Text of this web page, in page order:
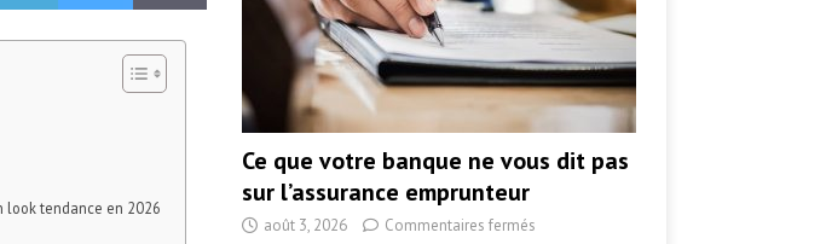
look tendance en 2026
Ce que votre banque ne vous dit pas
sur l’assurance emprunteur
août 3, 2026 Commentaires fermés